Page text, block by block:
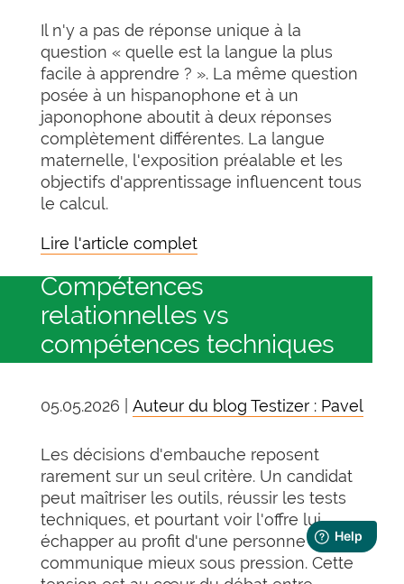
Il n'y a pas de réponse unique à la
question « quelle est la langue la plus
facile à apprendre ? ». La même question
posée à un hispanophone et à un
japonophone aboutit à deux réponses
complètement différentes. La langue
maternelle, l'exposition préalable et les
objectifs d'apprentissage influencent tous
le calcul.
Lire l'article complet
Compétences
relationnelles vs
compétences techniques
05.05.2026 | Auteur du blog Testizer : Pavel
Les décisions d'embauche reposent
rarement sur un seul critère. Un candidat
peut maîtriser les outils, réussir les tests
techniques, et pourtant voir l'offre lui
échapper au profit d'une personne qui
communique mieux sous pression. Cette